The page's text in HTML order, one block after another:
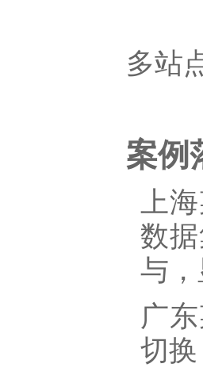
多站
案例
上
数
与
广
切